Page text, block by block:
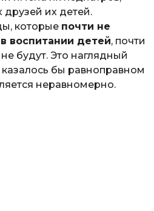
друзей их детей.
которые почти не
воспитании детей, почти
будут. Это наглядный
казалось бы равноправном
неравномерно.